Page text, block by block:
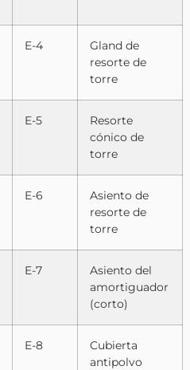
E-4
Gland de
resorte de
torre
E-5
Resorte
cónico de
torre
E-6
Asiento de
resorte de
torre
E-7
Asiento del
amortiguador
(corto)
E-8
Cubierta
antipolvo